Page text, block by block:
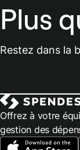
Plus
Restez dans la
Offrez à votre
gestion des